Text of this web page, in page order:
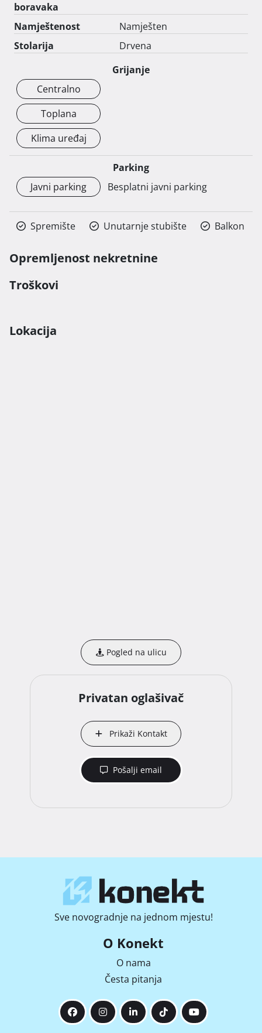
boravaka
Namještenost
Namješten
Stolarija
Drvena
Grijanje
Centralno
Toplana
Klima uređaj
Parking
Javni parking
Besplatni javni parking
Spremište Unutarnje stubište Balkon
Opremljenost nekretnine
Troškovi
Lokacija
Pogled na ulicu
Privatan oglašivač
Prikaži Kontakt
Pošalji email
Sve novogradnje na jednom mjestu!
O Konekt
O nama
Česta pitanja